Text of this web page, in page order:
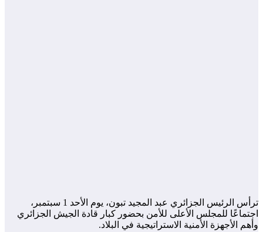
ترأس الرئيس الجزائري عبد المجيد تبون، يوم الأحد 1 سبتمبر،
اجتماعًا للمجلس الأعلى للأمن بحضور كبار قادة الجيش الجزائري
وأهم الأجهزة الأمنية الاستراتيجية في البلاد.